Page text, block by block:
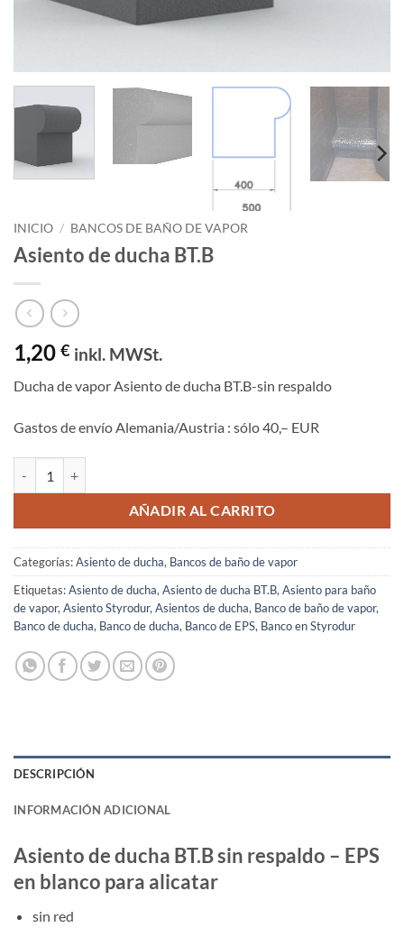
INICIO / BANCOS DE BAÑO DE VAPOR
Asiento de ducha BT.B
1,20 € inkl. MWSt.
Ducha de vapor Asiento de ducha BT.B-sin respaldo
Gastos de envío Alemania/Austria : sólo 40,– EUR
AÑADIR AL CARRITO
Categorías:Asiento de ducha, Bancos de baño de vapor
Etiquetas:Asiento de ducha, Asiento de ducha BT.B, Asiento para baño
de vapor, Asiento Styrodur, Asientos de ducha, Banco de baño de vapor,
Banco de ducha, Banco de ducha, Banco de EPS, Banco en Styrodur
DESCRIPCIÓN
INFORMACIÓN ADICIONAL
Asiento de ducha BT.B sin respaldo – EPS
en blanco para alicatar
sin red